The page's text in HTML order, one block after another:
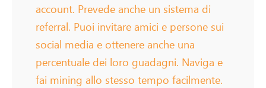
account. Prevede anche un sistema di
referral. Puoi invitare amici e persone sui
social media e ottenere anche una
percentuale dei loro guadagni. Naviga e
fai mining allo stesso tempo facilmente.